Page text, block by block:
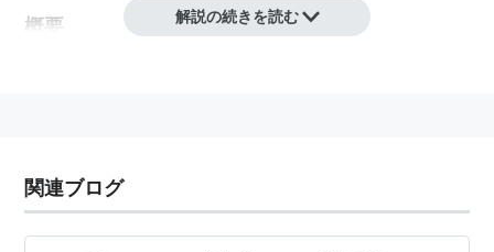
概要
の拡大を進める為に名称変更に至った。
2011年7月28日、米国商標制度に登録。*2
解説の続きを読む
関連ブログ